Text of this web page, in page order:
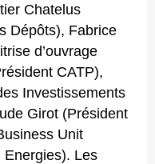
Chatelus
Dépôts), Fabrice
d’ouvrage
CATP),
Investissements
Girot (Président
Unit
Energies). Les